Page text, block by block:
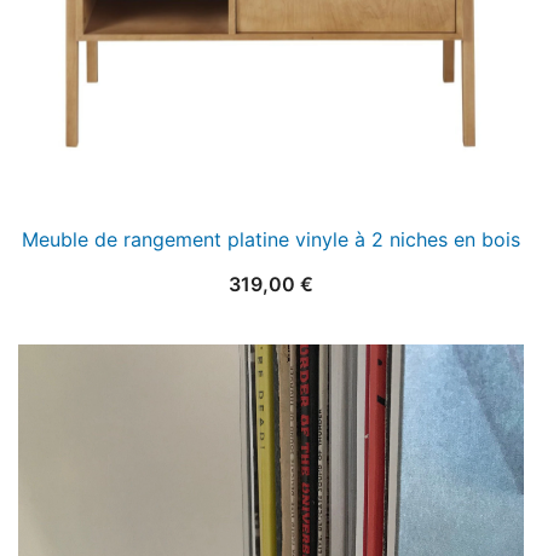
Meuble de rangement platine vinyle à 2 niches en bois
319,00 €